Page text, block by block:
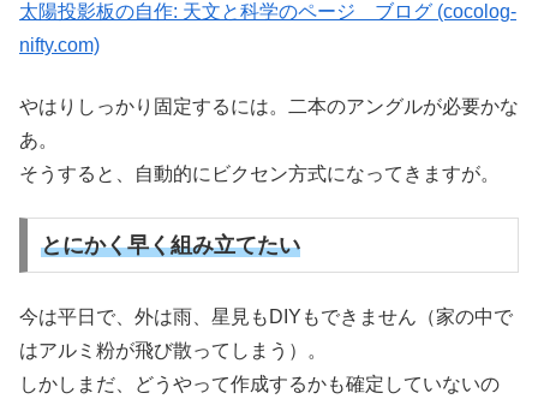
太陽投影板の自作: 天文と科学のページ ブログ (cocolog-
nifty.com)
やはりしっかり固定するには。二本のアングルが必要かな
あ。
そうすると、自動的にビクセン方式になってきますが。
とにかく早く組み立てたい
今は平日で、外は雨、星見もDIYもできません（家の中で
はアルミ粉が飛び散ってしまう）。
しかしまだ、どうやって作成するかも確定していないの